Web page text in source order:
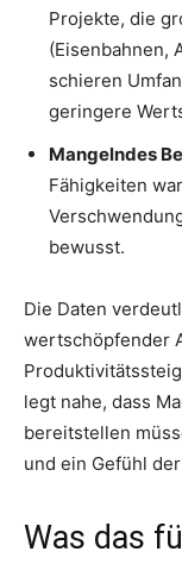
Projekte, die
(Eisenbahnen,
schieren
geringere
Mangelndes
Fähigkeiten
bewusst.
Die Daten
wertschöpfender
legt nahe, dass
bereitstellen
und ein Gefühl
Was das